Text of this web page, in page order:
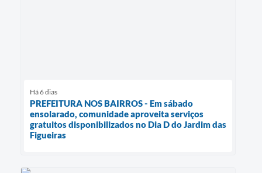
Há 6 dias
PREFEITURA NOS BAIRROS - Em sábado
ensolarado, comunidade aproveita serviços
gratuitos disponibilizados no Dia D do Jardim das
Figueiras